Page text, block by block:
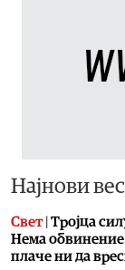
Најнови
Свет| Тројца
Нема обвинение
плаче ни да